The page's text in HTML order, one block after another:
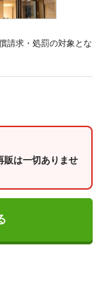
請求・処罰の対象とな
販は一切ありませ